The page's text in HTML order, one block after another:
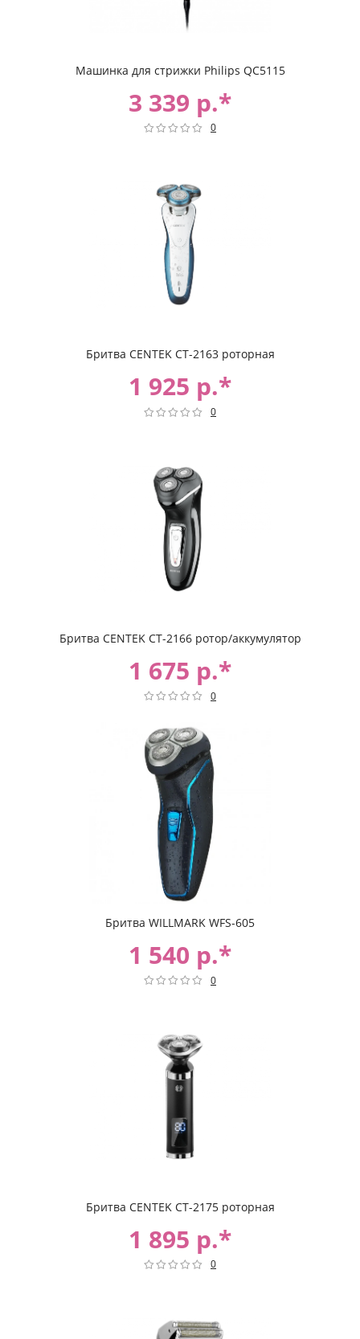
Машинка для стрижки Philips QC5115
3 339 р.*
0
Бритва CENTEK CT-2163 роторная
1 925 р.*
0
Бритва CENTEK CT-2166 ротор/аккумулятор
1 675 р.*
0
Бритва WILLMARK WFS-605
1 540 р.*
0
Бритва CENTEK CT-2175 роторная
1 895 р.*
0